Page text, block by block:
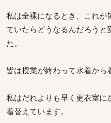
私は全裸になるとき、これが
ていたらどうなるんだろう
た。
皆は授業が終わって水着から
私はだれよりも早く更衣室
着替えています。